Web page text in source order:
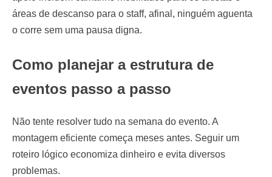
áreas de descanso para o staff, afinal, ninguém aguenta
o corre sem uma pausa digna.
Como planejar a estrutura de
eventos passo a passo
Não tente resolver tudo na semana do evento. A
montagem eficiente começa meses antes. Seguir um
roteiro lógico economiza dinheiro e evita diversos
problemas.